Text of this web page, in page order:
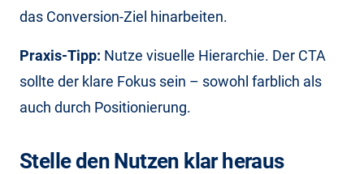
das Conversion-Ziel hinarbeiten.
Praxis-Tipp: Nutze visuelle Hierarchie. Der CTA
sollte der klare Fokus sein – sowohl farblich als
auch durch Positionierung.
Stelle den Nutzen klar heraus